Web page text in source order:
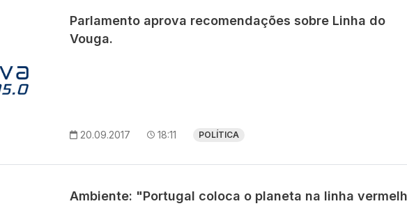
Parlamento aprova recomendações sobre Linha do
Vouga.
20.09.2017 18:11 POLÍTICA
Ambiente: "Portugal coloca o planeta na linha